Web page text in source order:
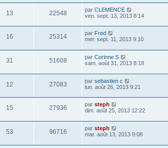
13 22548 par CLEMENCE
ven. sept. 13, 2013 8:14
16 25314 par Fred
mer. sept. 11, 2013 9:10
31 51608 par Corinne S
sam. août 31, 2013 8:18
12 27083 par sebastien c
lun. août 26, 2013 9:21
15 27936 par steph
dim. août 25, 2013 12:22
53 96716 par steph
mar. août 13, 2013 9:08